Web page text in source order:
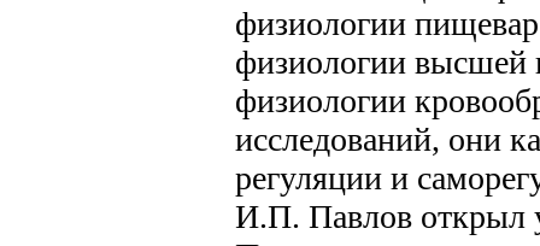
физиологии
физиологии высшей
физиологии
исследований, они
регуляции и
И.П. Павлов открыл